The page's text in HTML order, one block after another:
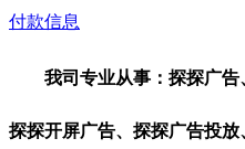
付款信息
我司专业从事：探探广告
探探开屏广告、探探广告投